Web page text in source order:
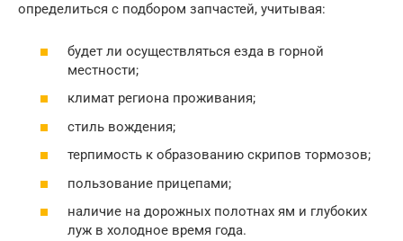
определиться с подбором запчастей, учитывая:
будет ли осуществляться езда в горной
местности;
климат региона проживания;
стиль вождения;
терпимость к образованию скрипов тормозов;
пользование прицепами;
наличие на дорожных полотнах ям и глубоких
луж в холодное время года.